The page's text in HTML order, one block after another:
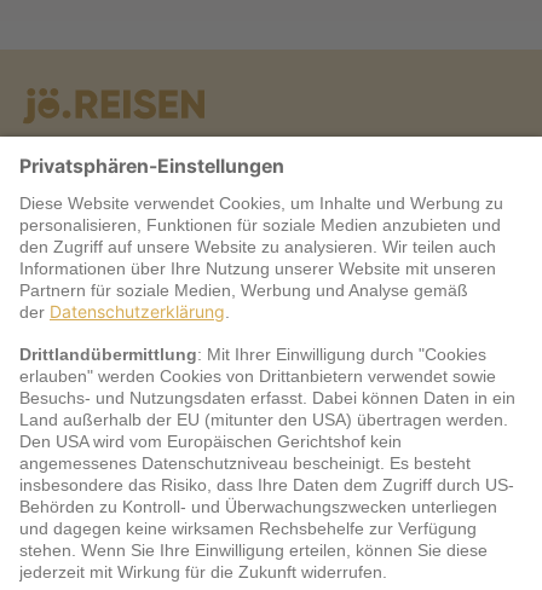
Warum jö?
Service
jö Bonus Club Partner
Zahlungsarten & Sicherheit